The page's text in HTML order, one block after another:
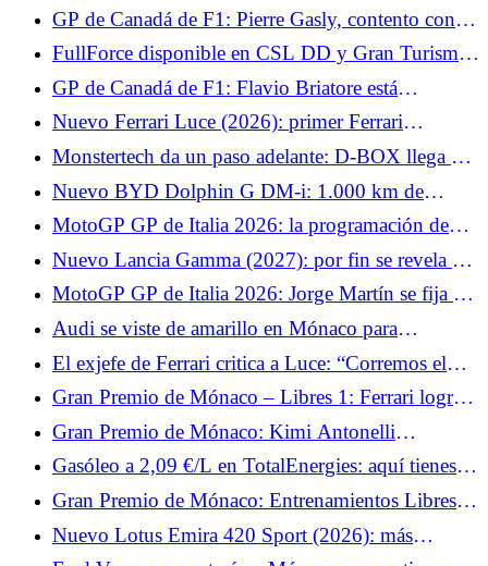
de encontrar el podio en Montreal: “Una sensación
increíble”
GP de Canadá de F1: Pierre Gasly, contento con el
resultado de Alpine, también felicita a Franco
Colapinto
FullForce disponible en CSL DD y Gran Turismo
DD Pro de Fanatec.
GP de Canadá de F1: Flavio Briatore está
encantado, quiere que Alpine lo haga aún mejor
Nuevo Ferrari Luce (2026): primer Ferrari
eléctrico, 5 plazas y un diseño divisivo
Monstertech da un paso adelante: D-BOX llega a
las cabinas de mando de MTS.
Nuevo BYD Dolphin G DM-i: 1.000 km de
autonomía acumulada para este exclusivo coche
urbano híbrido enchufable
MotoGP GP de Italia 2026: la programación de
TV y horarios del fin de semana, sin Johann Zarco
pero con Marc Márquez
Nuevo Lancia Gamma (2027): por fin se revela el
crossover con hasta 740 km de autonomía
MotoGP GP de Italia 2026: Jorge Martín se fija un
objetivo sencillo para este fin de semana con
Aprilia
Audi se viste de amarillo en Mónaco para
homenajear a Tazio Nuvolari
El exjefe de Ferrari critica a Luce: “Corremos el
riesgo de destruir un mito”
Gran Premio de Mónaco – Libres 1: Ferrari logra
el doblete y Charles Leclerc marca el ritmo
Gran Premio de Mónaco: Kimi Antonelli
sorprende a todo Mónaco y consigue la pole.
Gasóleo a 2,09 €/L en TotalEnergies: aquí tienes
las fechas en las que bajará el diésel
Gran Premio de Mónaco: Entrenamientos Libres 2
— Lewis Hamilton destaca
Nuevo Lotus Emira 420 Sport (2026): más
potencia, menos peso, un Lotus puro